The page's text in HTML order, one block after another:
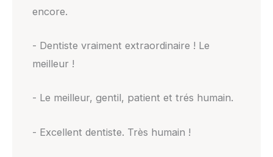
encore.
- Dentiste vraiment extraordinaire ! Le
meilleur !
- Le meilleur, gentil, patient et trés humain.
- Excellent dentiste. Très humain !